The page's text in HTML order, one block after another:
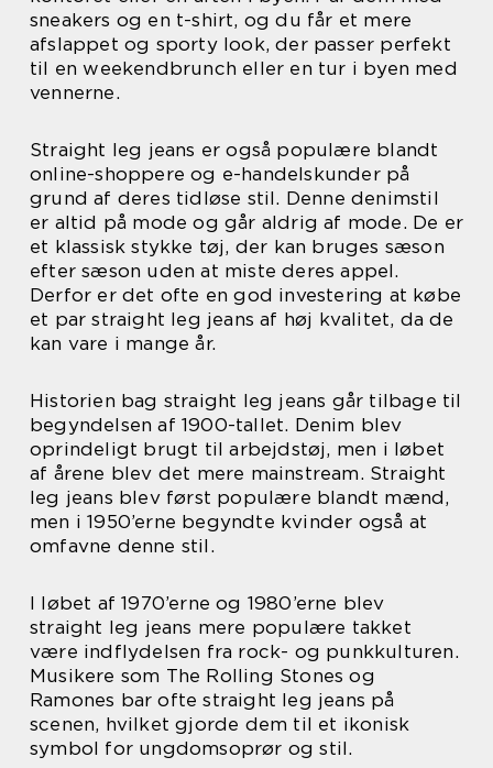
sneakers og en t-shirt, og du får et mere
afslappet og sporty look, der passer perfekt
til en weekendbrunch eller en tur i byen med
vennerne.
Straight leg jeans er også populære blandt
online-shoppere og e-handelskunder på
grund af deres tidløse stil. Denne denimstil
er altid på mode og går aldrig af mode. De er
et klassisk stykke tøj, der kan bruges sæson
efter sæson uden at miste deres appel.
Derfor er det ofte en god investering at købe
et par straight leg jeans af høj kvalitet, da de
kan vare i mange år.
Historien bag straight leg jeans går tilbage til
begyndelsen af 1900-tallet. Denim blev
oprindeligt brugt til arbejdstøj, men i løbet
af årene blev det mere mainstream. Straight
leg jeans blev først populære blandt mænd,
men i 1950’erne begyndte kvinder også at
omfavne denne stil.
I løbet af 1970’erne og 1980’erne blev
straight leg jeans mere populære takket
være indflydelsen fra rock- og punkkulturen.
Musikere som The Rolling Stones og
Ramones bar ofte straight leg jeans på
scenen, hvilket gjorde dem til et ikonisk
symbol for ungdomsoprør og stil.